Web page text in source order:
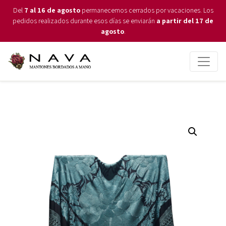
Del 7 al 16 de agostopermanecemos cerrados por vacaciones. Los
pedidos realizados durante esos días se enviarán a partir del 17 de
agosto.